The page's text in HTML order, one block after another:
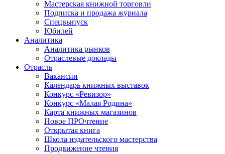
Мастерская книжной торговли
Подписка и продажа журнала
Спецвыпуск
Юбилей
Аналитика
Аналитика рынков
Отраслевые доклады
Отрасль
Вакансии
Календарь книжных выставок
Конкурс «Ревизор»
Конкурс «Малая Родина»
Карта книжных магазинов
Новое ПРОчтение
Открытая книга
Школа издательского мастерства
Продвижение чтения